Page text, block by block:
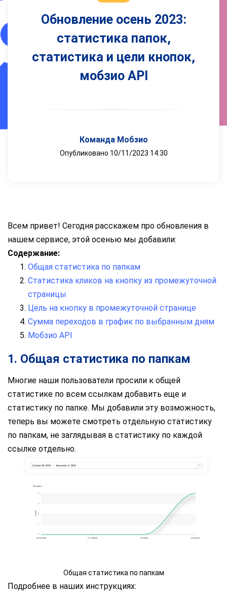
Обновление осень 2023:
статистика папок,
статистика и цели кнопок,
мобзио API
Команда Мобзио
Опубликовано 10/11/2023 14:30
Всем привет! Сегодня расскажем про обновления в
нашем сервисе, этой осенью мы добавили:
Содержание:
Общая статистика по папкам
Статистика кликов на кнопку из промежуточной
страницы
Цель на кнопку в промежуточной странице
Сумма переходов в график по выбранным дням
Мобзио API
1. Общая статистика по папкам
Многие наши пользователи просили к общей
статистике по всем ссылкам добавить еще и
статистику по папке. Мы добавили эту возможность,
теперь вы можете смотреть отдельную статистику
по папкам, не заглядывая в статистику по каждой
ссылке отдельно.
Общая статистика по папкам
Подробнее в наших инструкциях: